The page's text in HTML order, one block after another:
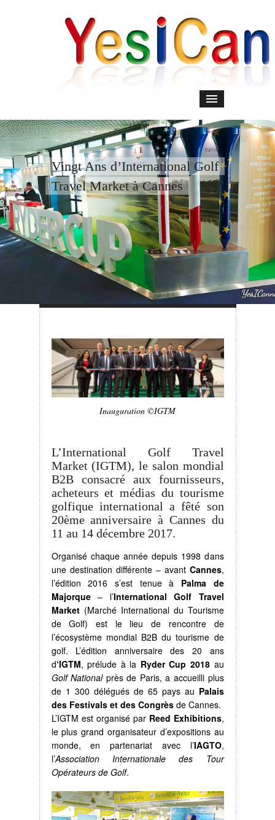
Vingt Ans d’International Golf
Travel Market à Cannes
Inauguration ©IGTM
L’International Golf Travel
Market (IGTM), le salon mondial
B2B consacré aux fournisseurs,
acheteurs et médias du tourisme
golfique international a fêté son
20ème anniversaire à Cannes du
11 au 14 décembre 2017.
Organisé chaque année depuis 1998 dans
une destination différente – avant Cannes,
l’édition 2016 s’est tenue à Palma de
Majorque– l’International Golf Travel
Market(Marché International du Tourisme
de Golf) est le lieu de rencontre de
l’écosystème mondial B2B du tourisme de
golf. L’édition anniversaire des 20 ans
d‘IGTM, prélude à la Ryder Cup 2018au
Golf Nationalprès de Paris, a accueilli plus
de 1 300 délégués de 65 pays au Palais
des Festivals et des Congrèsde Cannes.
L’IGTM est organisé par Reed Exhibitions,
le plus grand organisateur d’expositions au
monde, en partenariat avec l’IAGTO,
l’Association Internationale des Tour
Opérateurs de Golf.